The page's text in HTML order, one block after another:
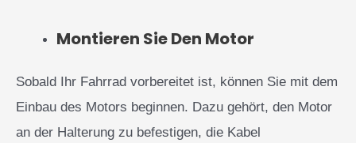
Montieren Sie Den Motor
Sobald Ihr Fahrrad vorbereitet ist, können Sie mit dem
Einbau des Motors beginnen. Dazu gehört, den Motor
an der Halterung zu befestigen, die Kabel